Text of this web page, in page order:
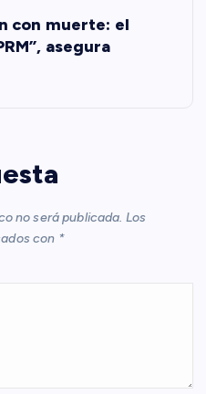
con muerte: el
asegura
no será publicada. Los
con *